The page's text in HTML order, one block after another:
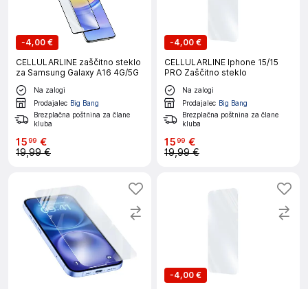
-4,00 €
CELLULARLINE zaščitno steklo
za Samsung Galaxy A16 4G/5G
Na zalogi
Prodajalec Big Bang
Brezplačna poštnina za člane
kluba
1599 €
19,99 €
-4,00 €
CELLULARLINE Iphone 15/15
PRO Zaščitno steklo
Na zalogi
Prodajalec Big Bang
Brezplačna poštnina za člane
kluba
1599 €
19,99 €
-4,00 €